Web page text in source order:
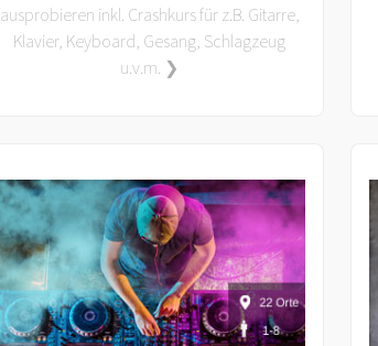
ausprobieren inkl. Crashkurs für z.B. Gitarre,
Klavier, Keyboard, Gesang, Schlagzeug
u.v.m. ❯